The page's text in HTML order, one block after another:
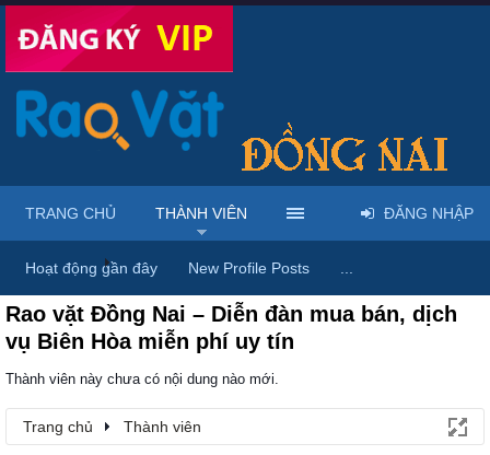
Trang chủ Thành viên
Rao vặt Đồng Nai – Diễn đàn mua bán, dịch
vụ Biên Hòa miễn phí uy tín
Thành viên này chưa có nội dung nào mới.
Trang chủ Thành viên
TRANG CHỦ THÀNH VIÊN
Hoạt động gần đây New Profile Posts
ĐĂNG NHẬP